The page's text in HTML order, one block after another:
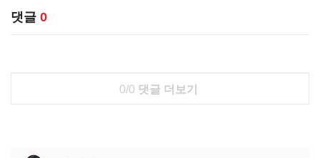
댓글 0
0/0 댓글 더보기